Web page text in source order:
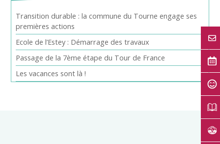
Transition durable : la commune du Tourne engage ses
premières actions
Ecole de l’Estey : Démarrage des travaux
Passage de la 7ème étape du Tour de France
Les vacances sont là !